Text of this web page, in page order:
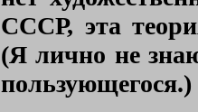
СССР, эта
(Я лично не
пользующегося.)